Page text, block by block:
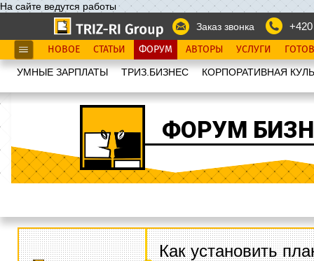
На сайте ведутся работы
Заказ звонка
НОВОЕ СТАТЬИ ФОРУМ АВТОРЫ УСЛУГИ
УМНЫЕ ЗАРПЛАТЫ ТРИЗ.БИЗНЕС КОРПОРАТИВНАЯ
ФОРУМ
Как установить